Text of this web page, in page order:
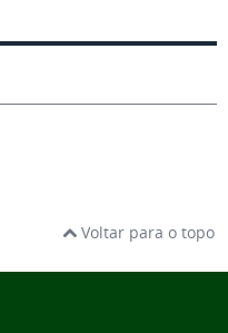
Voltar para o topo